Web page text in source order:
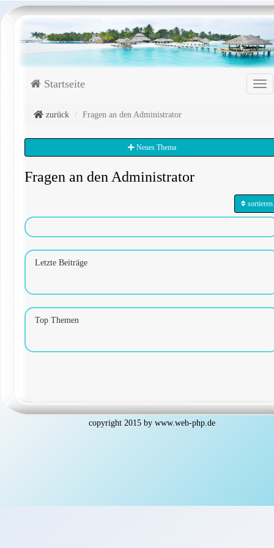
Startseite
zurück Fragen an den Administrator
Neues Thema
Fragen an den Administrator
sortieren
Letzte Beiträge
Top Themen
copyright 2015 by www.web-php.de